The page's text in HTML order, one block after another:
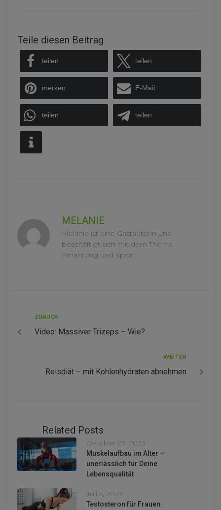
Teile diesen Beitrag
teilen teilen
merken E-Mail
teilen teilen
MELANIE
Melanie ist eine Gastautorin und
beschäftigt sich mit dem Thema
Ernährung und Sport.
ZURÜCK
Video: Massiver Trizeps – Wie?
WEITER
Reisdiät – mit Kohlenhydraten abnehmen
Related Posts
Oktober 23, 2023
Muskelaufbau im Alter –
unerlässlich für Deine
Lebensqualität
Juli 5, 2023
Testosteron für Frauen: